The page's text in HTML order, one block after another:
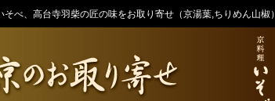
べ、高台寺羽柴の匠の味をお取り寄せ（京湯葉,ちりめん山椒）